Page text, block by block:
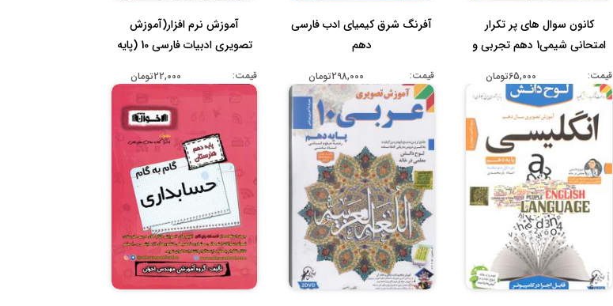
کانون سوال های پر تکرار
امتحانی شیمی1 دهم تجربی و
قیمت: 65,000تومان
آفرنگ شرق کیمیای ادب فارسی
دهم
قیمت: 298,000تومان
آموزش نرم افزار(آموزش
تصویری ادبیات فارسی 10 (پایه
قیمت: 22,000تومان